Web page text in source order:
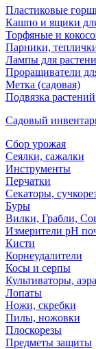
Пластиковые
Кашпо и ящики
Торфяные и
Парники,
Лампы для
Проращиватели
Метка (садовая)
Подвязка растений
Садовый
Сбор урожая
Сеялки, сажалки
Инструменты
Перчатки
Секаторы,
Буры
Вилки, Грабли,
Измерители pH
Кисти
Корнеудалители
Косы и серпы
Культиваторы,
Лопаты
Ножи, скребки
Пилы, ножовки
Плоскорезы
Предметы защиты